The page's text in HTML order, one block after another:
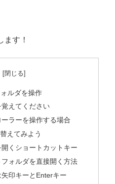
す！
ルダを操作
えてください
ラーを操作する場合
えてみよう
くショートカットキー
ォルダを直接開く方法
印キーとEnterキー